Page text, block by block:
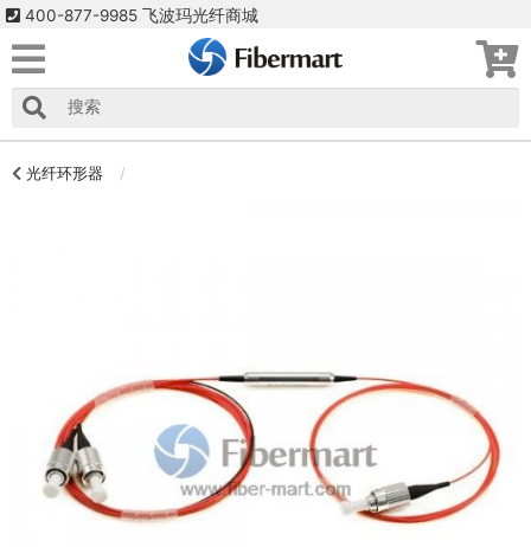
400-877-9985 飞波玛光纤商城
光纤环形器